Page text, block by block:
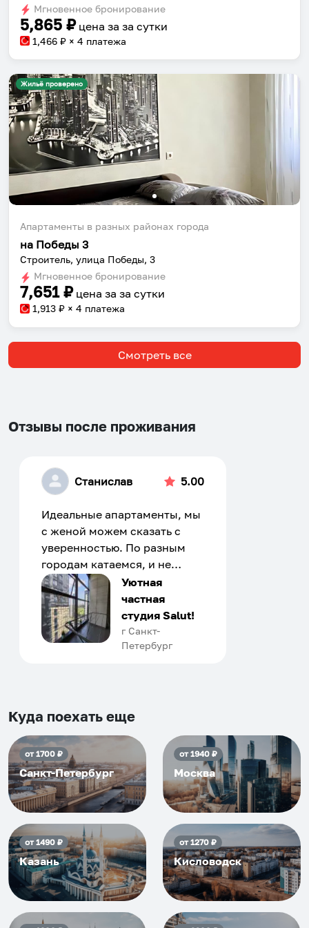
changing
dates.
changing
dates.
Мгновенное бронирование
5,865 ₽ цена за за сутки
1,466 ₽ × 4 платежа
Жильё проверено
Апартаменты в разных районах города
на Победы 3
Строитель, улица Победы, 3
Мгновенное бронирование
7,651₽ цена за за сутки
1,913 ₽ × 4 платежа
Смотреть все
Отзывы после проживания
Станислав 5.00
Идеальные апартаменты, мы
с женой можем сказать с
уверенностью. По разным
городам катаемся, и не
только в России. Сервис на
отличном уровне. Хозяин
апартаментов доброй души
человек, всегда можно
договориться, подскажет
приезжать еще...
Уютная
частная
студия Salut!
г Санкт-
Петербург
Куда поехать еще
от1700₽
Санкт-Петербург
от1940₽
Москва
от1490₽
Казань
от1270₽
Кисловодск